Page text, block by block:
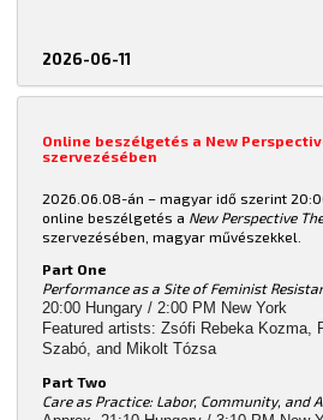
2026-06-11
Online beszélgetés a New
szervezésében
2026.06.08-án – magyar idő szerint
online beszélgetés a New Perspective
szervezésében, magyar művészekkel.
Part One
Performance as a Site of Feminist
20:00 Hungary / 2:00 PM New York
Featured artists: Zsófi Rebeka Kozma,
Szabó, and Mikolt Tózsa
Part Two
Care as Practice: Labor, Community, and